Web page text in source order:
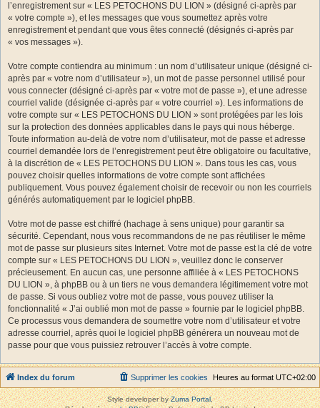
l’enregistrement sur « LES PETOCHONS DU LION » (désigné ci-après par
« votre compte »), et les messages que vous soumettez après votre
enregistrement et pendant que vous êtes connecté (désignés ci-après par
« vos messages »).
Votre compte contiendra au minimum : un nom d’utilisateur unique (désigné ci-
après par « votre nom d’utilisateur »), un mot de passe personnel utilisé pour
vous connecter (désigné ci-après par « votre mot de passe »), et une adresse
courriel valide (désignée ci-après par « votre courriel »). Les informations de
votre compte sur « LES PETOCHONS DU LION » sont protégées par les lois
sur la protection des données applicables dans le pays qui nous héberge.
Toute information au-delà de votre nom d’utilisateur, mot de passe et adresse
courriel demandée lors de l’enregistrement peut être obligatoire ou facultative,
à la discrétion de « LES PETOCHONS DU LION ». Dans tous les cas, vous
pouvez choisir quelles informations de votre compte sont affichées
publiquement. Vous pouvez également choisir de recevoir ou non les courriels
générés automatiquement par le logiciel phpBB.
Votre mot de passe est chiffré (hachage à sens unique) pour garantir sa
sécurité. Cependant, nous vous recommandons de ne pas réutiliser le même
mot de passe sur plusieurs sites Internet. Votre mot de passe est la clé de votre
compte sur « LES PETOCHONS DU LION », veuillez donc le conserver
précieusement. En aucun cas, une personne affiliée à « LES PETOCHONS
DU LION », à phpBB ou à un tiers ne vous demandera légitimement votre mot
de passe. Si vous oubliez votre mot de passe, vous pouvez utiliser la
fonctionnalité « J’ai oublié mon mot de passe » fournie par le logiciel phpBB.
Ce processus vous demandera de soumettre votre nom d’utilisateur et votre
adresse courriel, après quoi le logiciel phpBB générera un nouveau mot de
passe pour que vous puissiez retrouver l’accès à votre compte.
Index du forum Heures au format UTC+02:00
Supprimer les cookies
Style developer byZuma Portal,